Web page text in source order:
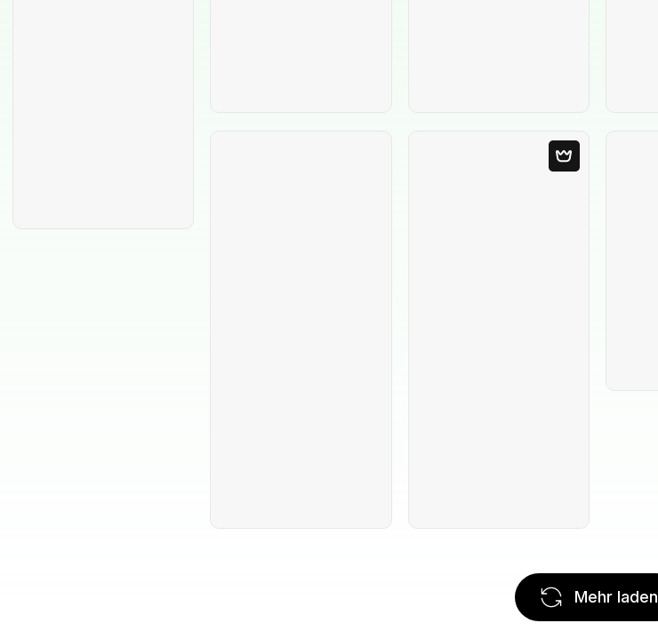
Mehr laden